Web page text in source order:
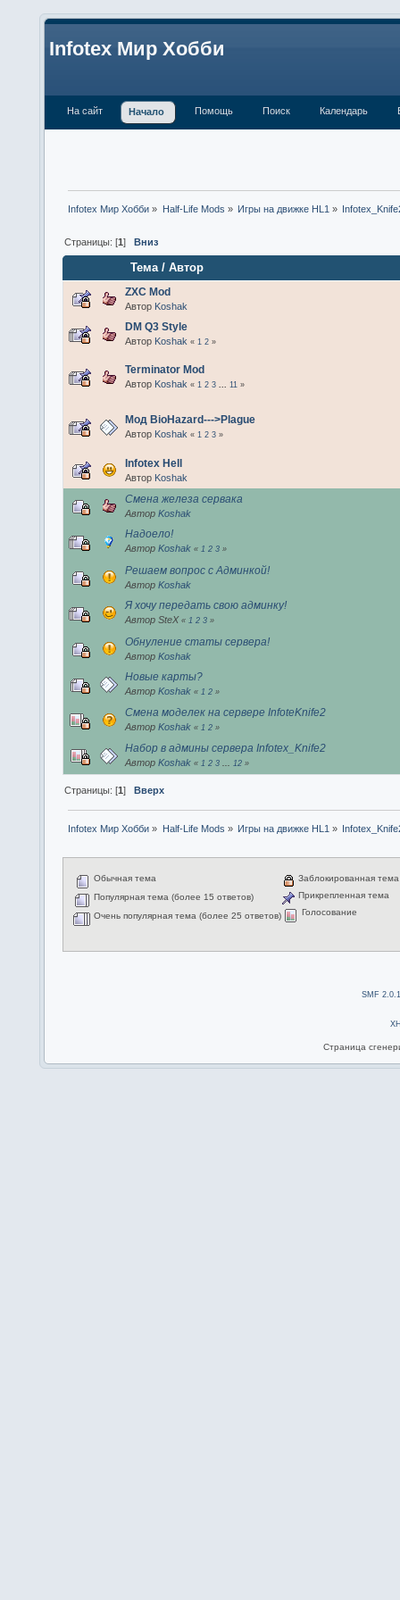
Infotex Мир Хобби
На сайт Начало Помощь Поиск Календарь
Infotex Мир Хобби » Half-Life Mods » Игры на движке HL1 »
Страницы: [1]Вниз
Тема/Автор
ZXC Mod
Автор Koshak
DM Q3 Style
Автор Koshak « 1 2 »
Terminator Mod
Автор Koshak « 1 2 3 ... 11 »
Мод BioHazard--->Plague
Автор Koshak « 1 2 3 »
Infotex Hell
Автор Koshak
Смена железа сервака
Автор Koshak
Надоело!
Автор Koshak « 1 2 3 »
Решаем вопрос с Админкой!
Автор Koshak
Я хочу передать свою админку!
Автор SteX « 1 2 3 »
Обнуление статы сервера!
Автор Koshak
Новые карты?
Автор Koshak « 1 2 »
Смена моделек на сервере InfoteKnife2
Автор Koshak « 1 2 »
Набор в админы сервера Infotex_Knife2
Автор Koshak « 1 2 3 ... 12 »
Страницы: [1] Вверх
Infotex Мир Хобби » Half-Life Mods » Игры на движке HL1 »
Обычная тема
Популярная тема (более 15 ответов)
Очень популярная тема (более 25 ответов)
Заблокированная тема
Прикрепленная тема
Голосование
SMF
Страница